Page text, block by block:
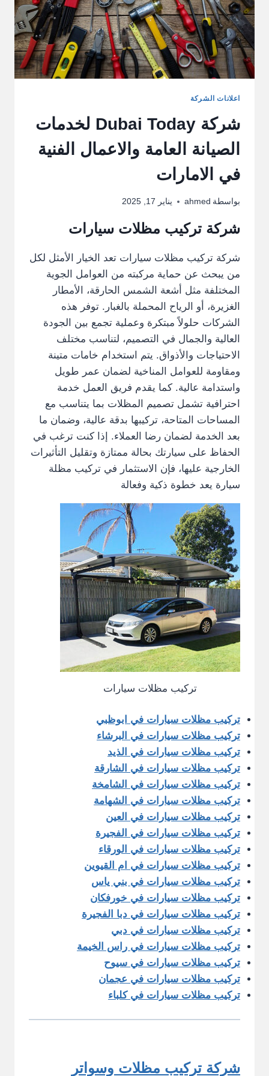
اعلانات الشركة
شركة Dubai Today لخدمات
الصيانة العامة والاعمال الفنية
في الامارات
بواسطة ahmed يناير 17, 2025
شركة تركيب مظلات سيارات
شركة تركيب مظلات سيارات تعد الخيار الأمثل لكل
من يبحث عن حماية مركبته من العوامل الجوية
المختلفة مثل أشعة الشمس الحارقة، الأمطار
الغزيرة، أو الرياح المحملة بالغبار. توفر هذه
الشركات حلولاً مبتكرة وعملية تجمع بين الجودة
العالية والجمال في التصميم، لتناسب مختلف
الاحتياجات والأذواق. يتم استخدام خامات متينة
ومقاومة للعوامل المناخية لضمان عمر طويل
واستدامة عالية. كما يقدم فريق العمل خدمة
احترافية تشمل تصميم المظلات بما يتناسب مع
المساحات المتاحة، تركيبها بدقة عالية، وضمان ما
بعد الخدمة لضمان رضا العملاء. إذا كنت ترغب في
الحفاظ على سيارتك بحالة ممتازة وتقليل التأثيرات
الخارجية عليها، فإن الاستثمار في تركيب مظلة
سيارة يعد خطوة ذكية وفعالة
تركيب مظلات سيارات
تركيب مظلات سيارات في ابوظبي
تركيب مظلات سيارات في البرشاء
تركيب مظلات سيارات في الذيد
تركيب مظلات سيارات في الشارقة
تركيب مظلات سيارات في الشامخة
تركيب مظلات سيارات في الشهامة
تركيب مظلات سيارات في العين
تركيب مظلات سيارات في الفجيرة
تركيب مظلات سيارات في الورقاء
تركيب مظلات سيارات في ام القيوين
تركيب مظلات سيارات في بني ياس
تركيب مظلات سيارات في خورفكان
تركيب مظلات سيارات في دبا الفجيرة
تركيب مظلات سيارات في دبي
تركيب مظلات سيارات في راس الخيمة
تركيب مظلات سيارات في سيوح
تركيب مظلات سيارات في عجمان
تركيب مظلات سيارات في كلباء
شركة تركيب مظلات وسواتر